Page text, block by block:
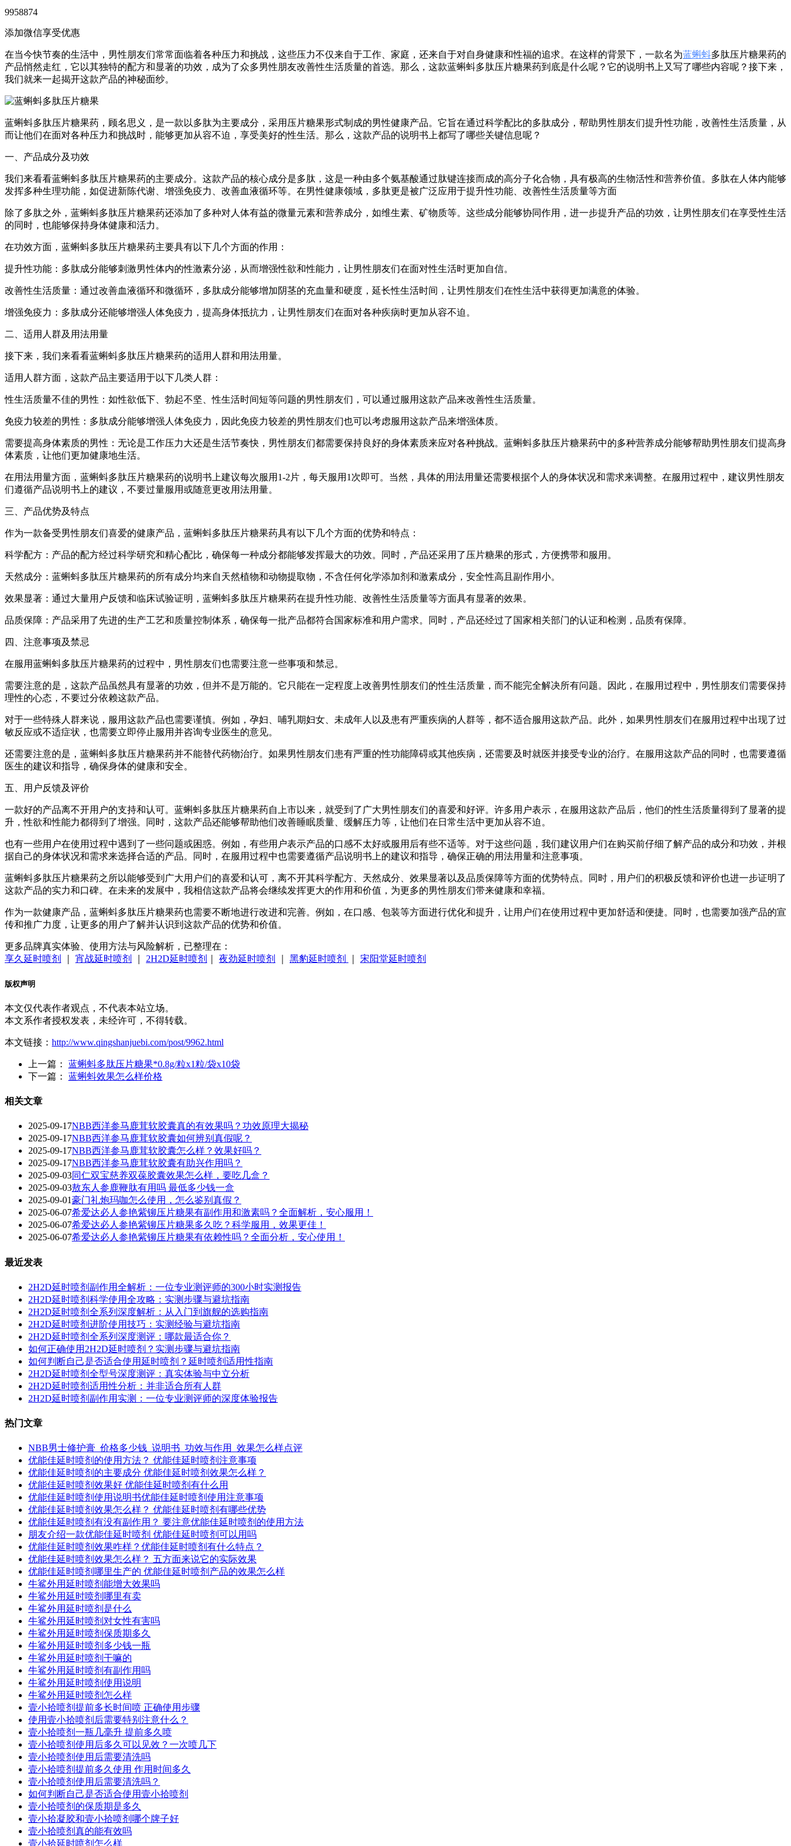
9958874
添加微信享受优惠
在当今快节奏的生活中，男性朋友们常常面临着各种压力和挑战，这些压力不仅来自于工作、家庭，还来自于对自身健康和性福的追求。在这样的背景下，一款名为蓝蝌蚪多肽压片糖果药的
产品悄然走红，它以其独特的配方和显著的功效，成为了众多男性朋友改善性生活质量的首选。那么，这款蓝蝌蚪多肽压片糖果药到底是什么呢？它的说明书上又写了哪些内容呢？接下来，
我们就来一起揭开这款产品的神秘面纱。
蓝蝌蚪多肽压片糖果药，顾名思义，是一款以多肽为主要成分，采用压片糖果形式制成的男性健康产品。它旨在通过科学配比的多肽成分，帮助男性朋友们提升性功能，改善性生活质量，从
而让他们在面对各种压力和挑战时，能够更加从容不迫，享受美好的性生活。那么，这款产品的说明书上都写了哪些关键信息呢？
一、产品成分及功效
我们来看看蓝蝌蚪多肽压片糖果药的主要成分。这款产品的核心成分是多肽，这是一种由多个氨基酸通过肽键连接而成的高分子化合物，具有极高的生物活性和营养价值。多肽在人体内能够
发挥多种生理功能，如促进新陈代谢、增强免疫力、改善血液循环等。在男性健康领域，多肽更是被广泛应用于提升性功能、改善性生活质量等方面
除了多肽之外，蓝蝌蚪多肽压片糖果药还添加了多种对人体有益的微量元素和营养成分，如维生素、矿物质等。这些成分能够协同作用，进一步提升产品的功效，让男性朋友们在享受性生活
的同时，也能够保持身体健康和活力。
在功效方面，蓝蝌蚪多肽压片糖果药主要具有以下几个方面的作用：
提升性功能：多肽成分能够刺激男性体内的性激素分泌，从而增强性欲和性能力，让男性朋友们在面对性生活时更加自信。
改善性生活质量：通过改善血液循环和微循环，多肽成分能够增加阴茎的充血量和硬度，延长性生活时间，让男性朋友们在性生活中获得更加满意的体验。
增强免疫力：多肽成分还能够增强人体免疫力，提高身体抵抗力，让男性朋友们在面对各种疾病时更加从容不迫。
二、适用人群及用法用量
接下来，我们来看看蓝蝌蚪多肽压片糖果药的适用人群和用法用量。
适用人群方面，这款产品主要适用于以下几类人群：
性生活质量不佳的男性：如性欲低下、勃起不坚、性生活时间短等问题的男性朋友们，可以通过服用这款产品来改善性生活质量。
免疫力较差的男性：多肽成分能够增强人体免疫力，因此免疫力较差的男性朋友们也可以考虑服用这款产品来增强体质。
需要提高身体素质的男性：无论是工作压力大还是生活节奏快，男性朋友们都需要保持良好的身体素质来应对各种挑战。蓝蝌蚪多肽压片糖果药中的多种营养成分能够帮助男性朋友们提高身
体素质，让他们更加健康地生活。
在用法用量方面，蓝蝌蚪多肽压片糖果药的说明书上建议每次服用1-2片，每天服用1次即可。当然，具体的用法用量还需要根据个人的身体状况和需求来调整。在服用过程中，建议男性朋友
们遵循产品说明书上的建议，不要过量服用或随意更改用法用量。
三、产品优势及特点
作为一款备受男性朋友们喜爱的健康产品，蓝蝌蚪多肽压片糖果药具有以下几个方面的优势和特点：
科学配方：产品的配方经过科学研究和精心配比，确保每一种成分都能够发挥最大的功效。同时，产品还采用了压片糖果的形式，方便携带和服用。
天然成分：蓝蝌蚪多肽压片糖果药的所有成分均来自天然植物和动物提取物，不含任何化学添加剂和激素成分，安全性高且副作用小。
效果显著：通过大量用户反馈和临床试验证明，蓝蝌蚪多肽压片糖果药在提升性功能、改善性生活质量等方面具有显著的效果。
品质保障：产品采用了先进的生产工艺和质量控制体系，确保每一批产品都符合国家标准和用户需求。同时，产品还经过了国家相关部门的认证和检测，品质有保障。
四、注意事项及禁忌
在服用蓝蝌蚪多肽压片糖果药的过程中，男性朋友们也需要注意一些事项和禁忌。
需要注意的是，这款产品虽然具有显著的功效，但并不是万能的。它只能在一定程度上改善男性朋友们的性生活质量，而不能完全解决所有问题。因此，在服用过程中，男性朋友们需要保持
理性的心态，不要过分依赖这款产品。
对于一些特殊人群来说，服用这款产品也需要谨慎。例如，孕妇、哺乳期妇女、未成年人以及患有严重疾病的人群等，都不适合服用这款产品。此外，如果男性朋友们在服用过程中出现了过
敏反应或不适症状，也需要立即停止服用并咨询专业医生的意见。
还需要注意的是，蓝蝌蚪多肽压片糖果药并不能替代药物治疗。如果男性朋友们患有严重的性功能障碍或其他疾病，还需要及时就医并接受专业的治疗。在服用这款产品的同时，也需要遵循
医生的建议和指导，确保身体的健康和安全。
五、用户反馈及评价
一款好的产品离不开用户的支持和认可。蓝蝌蚪多肽压片糖果药自上市以来，就受到了广大男性朋友们的喜爱和好评。许多用户表示，在服用这款产品后，他们的性生活质量得到了显著的提
升，性欲和性能力都得到了增强。同时，这款产品还能够帮助他们改善睡眠质量、缓解压力等，让他们在日常生活中更加从容不迫。
也有一些用户在使用过程中遇到了一些问题或困惑。例如，有些用户表示产品的口感不太好或服用后有些不适等。对于这些问题，我们建议用户们在购买前仔细了解产品的成分和功效，并根
据自己的身体状况和需求来选择合适的产品。同时，在服用过程中也需要遵循产品说明书上的建议和指导，确保正确的用法用量和注意事项。
蓝蝌蚪多肽压片糖果药之所以能够受到广大用户们的喜爱和认可，离不开其科学配方、天然成分、效果显著以及品质保障等方面的优势特点。同时，用户们的积极反馈和评价也进一步证明了
这款产品的实力和口碑。在未来的发展中，我相信这款产品将会继续发挥更大的作用和价值，为更多的男性朋友们带来健康和幸福。
作为一款健康产品，蓝蝌蚪多肽压片糖果药也需要不断地进行改进和完善。例如，在口感、包装等方面进行优化和提升，让用户们在使用过程中更加舒适和便捷。同时，也需要加强产品的宣
传和推广力度，让更多的用户了解并认识到这款产品的优势和价值。
更多品牌真实体验、使用方法与风险解析，已整理在：
享久延时喷剂
宵战延时喷剂 2H2D延时喷剂 夜劲延时喷剂 黑豹延时喷剂 宋阳堂延时喷剂
版权声明
本文仅代表作者观点，不代表本站立场。
本文系作者授权发表，未经许可，不得转载。
本文链接： http://www.qingshanjuebi.com/post/9962.html
上一篇： 蓝蝌蚪多肽压片糖果*0.8g/粒x1粒/袋x10袋
下一篇： 蓝蝌蚪效果怎么样价格
相关文章
2025-09-17NBB西洋参马鹿茸软胶囊真的有效果吗？功效原理大揭秘
2025-09-17NBB西洋参马鹿茸软胶囊如何辨别真假呢？
2025-09-17‌NBB西洋参马鹿茸软胶囊怎么样？效果好吗？‌
2025-09-17NBB西洋参马鹿茸软胶囊有助兴作用吗？
2025-09-03同仁双宝慈养双葆胶囊效果怎么样，要吃几盒？
2025-09-03敖东人参鹿鞭肽有用吗 最低多少钱一盒
2025-09-01豪门礼炮玛咖怎么使用，怎么鉴别真假？
2025-06-07希爱达必人参艳紫铆压片糖果有副作用和激素吗？全面解析，安心服用！
2025-06-07希爱达必人参艳紫铆压片糖果多久吃？科学服用，效果更佳！
2025-06-07希爱达必人参艳紫铆压片糖果有依赖性吗？全面分析，安心使用！
最近发表
2H2D延时喷剂副作用全解析：一位专业测评师的300小时实测报告
2H2D延时喷剂科学使用全攻略：实测步骤与避坑指南
2H2D延时喷剂全系列深度解析：从入门到旗舰的选购指南
2H2D延时喷剂进阶使用技巧：实测经验与避坑指南
2H2D延时喷剂全系列深度测评：哪款最适合你？
如何正确使用2H2D延时喷剂？实测步骤与避坑指南
如何判断自己是否适合使用延时喷剂？延时喷剂适用性指南
2H2D延时喷剂全型号深度测评：真实体验与中立分析
2H2D延时喷剂适用性分析：并非适合所有人群
2H2D延时喷剂副作用实测：一位专业测评师的深度体验报告
热门文章
NBB男士修护膏_价格多少钱_说明书_功效与作用_效果怎么样点评
优能佳延时喷剂的使用方法？ 优能佳延时喷剂注意事项
优能佳延时喷剂的主要成分 优能佳延时喷剂效果怎么样？
优能佳延时喷剂效果好 优能佳延时喷剂有什么用
优能佳延时喷剂使用说明书优能佳延时喷剂使用注意事项
优能佳延时喷剂效果怎么样？ 优能佳延时喷剂有哪些优势
优能佳延时喷剂有没有副作用？ 要注意优能佳延时喷剂的使用方法
朋友介绍一款优能佳延时喷剂 优能佳延时喷剂可以用吗
优能佳延时喷剂效果咋样？优能佳延时喷剂有什么特点？
优能佳延时喷剂效果怎么样？ 五方面来说它的实际效果
优能佳延时喷剂哪里生产的 优能佳延时喷剂产品的效果怎么样
牛鲨外用延时喷剂能增大效果吗
牛鲨外用延时喷剂哪里有卖
牛鲨外用延时喷剂是什么
牛鲨外用延时喷剂对女性有害吗
牛鲨外用延时喷剂保质期多久
牛鲨外用延时喷剂多少钱一瓶
牛鲨外用延时喷剂干嘛的
牛鲨外用延时喷剂有副作用吗
牛鲨外用延时喷剂使用说明
牛鲨外用延时喷剂怎么样
壹小拾喷剂提前多长时间喷 正确使用步骤
使用壹小拾喷剂后需要特别注意什么？
壹小拾喷剂一瓶几毫升 提前多久喷
壹小拾喷剂使用后多久可以见效？一次喷几下
壹小拾喷剂使用后需要清洗吗
壹小拾喷剂提前多久使用 作用时间多久
壹小拾喷剂使用后需要清洗吗？
如何判断自己是否适合使用壹小拾喷剂
壹小拾喷剂的保质期是多久
壹小拾凝胶和壹小拾喷剂哪个牌子好
壹小拾喷剂真的能有效吗
壹小拾延时喷剂怎么样